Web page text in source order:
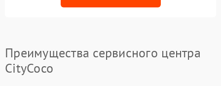
Преимущества сервисного центра
CityCoco